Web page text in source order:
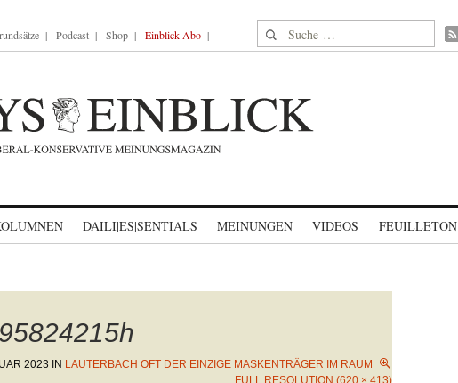
Podcast Shop Einblick-Abo Suche nach:
DAILI|ES|SENTIALS MEINUNGEN VIDEOS FEUILLETON
2023 IN LAUTERBACH OFT DER EINZIGE MASKENTRÄGER IM RAUM
FULL RESOLUTION (620 × 413)